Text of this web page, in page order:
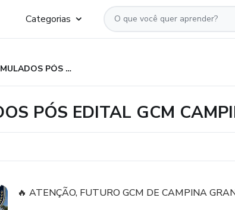
Categorias
05 SIMULADOS PÓS EDITAL GCM CAMPINA GRANDE
PÓS EDITAL GCM
🔥 ATENÇÃO, FUTURO GCM DE CAMPINA